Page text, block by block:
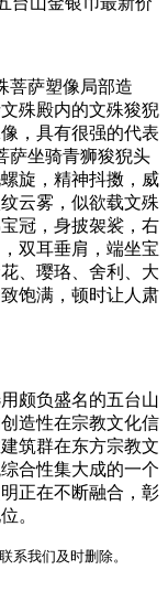
菩萨塑像局部造
殊殿内的文殊狻猊
，具有很强的代表
萨坐骑青狮狻猊头
旋，精神抖擞，威
云雾，似欲载文殊
冠，身披袈裟，右
双耳垂肩，端坐宝
、璎珞、舍利、大
饱满，顿时让人肃
颇负盛名的五台山
造性在宗教文化信
筑群在东方宗教文
合性集大成的一个
正在不断融合，彰
。
系我们及时删除。